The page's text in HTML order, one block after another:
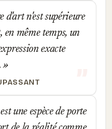
d'art n'est supérieure
en même temps, un
exacte
une espèce de porte